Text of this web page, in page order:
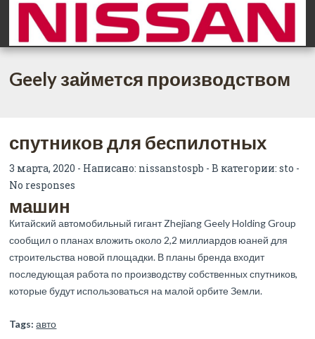
Geely займется производством
спутников для беспилотных
машин
3 марта, 2020 - Написано: nissanstospb - В категории:sto -
No responses
Китайский автомобильный гигант Zhejiang Geely Holding Group
сообщил о планах вложить около 2,2 миллиардов юаней для
строительства новой площадки. В планы бренда входит
последующая работа по производству собственных спутников,
которые будут использоваться на малой орбите Земли.
Tags: авто